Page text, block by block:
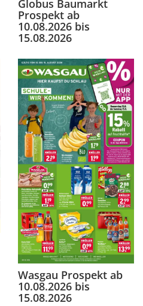
Globus Baumarkt
Prospekt ab
10.08.2026 bis
15.08.2026
Wasgau Prospekt ab
10.08.2026 bis
15.08.2026